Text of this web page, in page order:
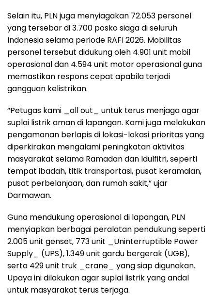
Selain itu, PLN juga menyiagakan 72.053 personel
yang tersebar di 3.700 posko siaga di seluruh
Indonesia selama periode RAFI 2026. Mobilitas
personel tersebut didukung oleh 4.901 unit mobil
operasional dan 4.594 unit motor operasional guna
memastikan respons cepat apabila terjadi
gangguan kelistrikan.
“Petugas kami _all out_ untuk terus menjaga agar
suplai listrik aman di lapangan. Kami juga melakukan
pengamanan berlapis di lokasi-lokasi prioritas yang
diperkirakan mengalami peningkatan aktivitas
masyarakat selama Ramadan dan Idulfitri, seperti
tempat ibadah, titik transportasi, pusat keramaian,
pusat perbelanjaan, dan rumah sakit,” ujar
Darmawan.
Guna mendukung operasional di lapangan, PLN
menyiapkan berbagai peralatan pendukung seperti
2.005 unit genset, 773 unit _Uninterruptible Power
Supply_ (UPS), 1.349 unit gardu bergerak (UGB),
serta 429 unit truk _crane_ yang siap digunakan.
Upaya ini dilakukan agar suplai listrik yang andal
untuk masyarakat terus terjaga.